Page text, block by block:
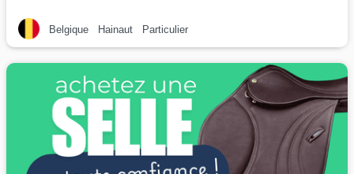
Belgique Hainaut Particulier